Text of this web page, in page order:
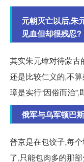
元朝灭亡以后,朱
见血但却很残忍?
其实朱元璋对待蒙
还是比较仁义的,不
璋是实行“因俗而治”,
俄军与乌军顿巴
普京是在包饺子,每
了,只能包肉多的那